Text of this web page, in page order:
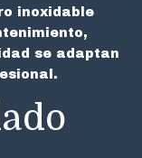
inoxidable
se adaptan